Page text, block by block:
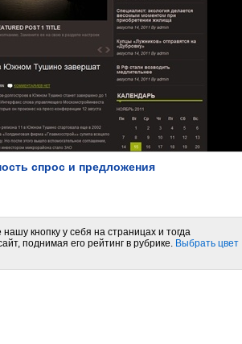
спрос и предложения
нашу кнопку у себя на страницах и тогда
поднимая его рейтинг в рубрике. Выбрать цвет